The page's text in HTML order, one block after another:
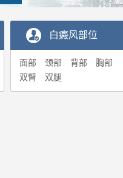
白癜风部位
面部 颈部 背部
胸部
双臂
双腿